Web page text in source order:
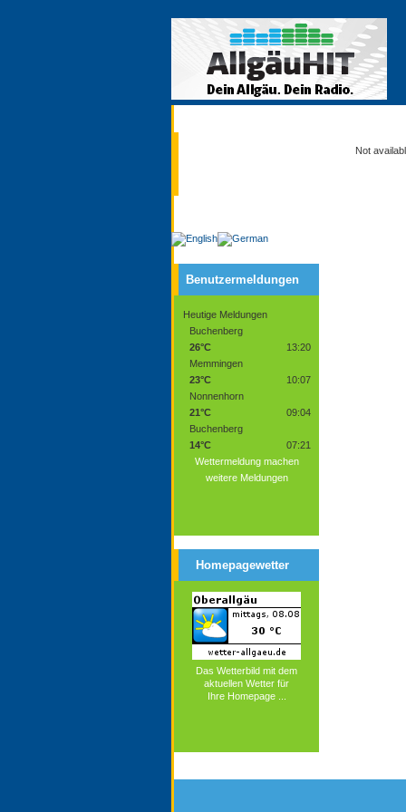
Benutzermeldungen
Heutige Meldungen
Buchenberg
26°C
13:20
Memmingen
23°C
10:07
Nonnenhorn
21°C
09:04
Buchenberg
14°C
07:21
Wettermeldung machen
weitere Meldungen
Homepagewetter
Das Wetterbild mit dem
aktuellen Wetter für
Ihre Homepage ...
Not